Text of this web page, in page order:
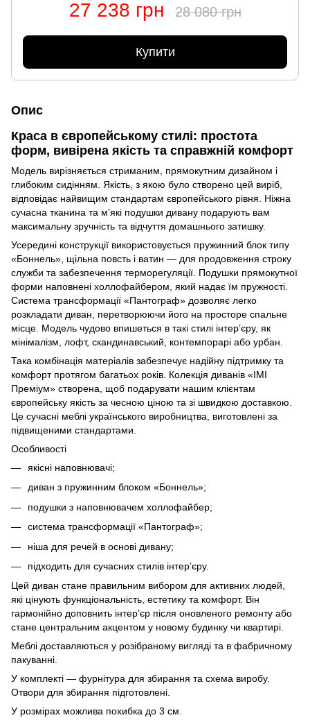
27 238 грн 28 080 грн
Купити
Опис
Краса в європейському стилі: простота
форм, вивірена якість та справжній комфорт
Модель вирізняється стриманим, прямокутним дизайном і
глибоким сидінням. Якість, з якою було створено цей виріб,
відповідає найвищим стандартам європейського рівня. Ніжна
сучасна тканина та м’які подушки дивану подарують вам
максимальну зручність та відчуття домашнього затишку.
Усередині конструкції використовується пружинний блок типу
«Боннель», щільна повсть і ватин — для продовження строку
служби та забезпечення терморегуляції. Подушки прямокутної
форми наповнені холлофайбером, який надає їм пружності.
Система трансформації «Пантограф» дозволяє легко
розкладати диван, перетворюючи його на просторе спальне
місце. Модель чудово впишеться в такі стилі інтер’єру, як
мінімалізм, лофт, скандинавський, контемпорарі або урбан.
Така комбінація матеріалів забезпечує надійну підтримку та
комфорт протягом багатьох років. Колекція диванів «ІМІ
Преміум» створена, щоб подарувати нашим клієнтам
європейську якість за чесною ціною та зі швидкою доставкою.
Це сучасні меблі українського виробництва, виготовлені за
підвищеними стандартами.
Особливості
якісні наповнювачі;
диван з пружинним блоком «Боннель»;
подушки з наповнювачем холлофайбер;
система трансформації «Пантограф»;
ніша для речей в основі дивану;
підходить для сучасних стилів інтер’єру.
Цей диван стане правильним вибором для активних людей,
які цінують функціональність, естетику та комфорт. Він
гармонійно доповнить інтер’єр після оновленого ремонту або
стане центральним акцентом у новому будинку чи квартирі.
Меблі доставляються у розібраному вигляді та в фабричному
пакуванні.
У комплекті — фурнітура для збирання та схема виробу.
Отвори для збирання підготовлені.
У розмірах можлива похибка до 3 см.